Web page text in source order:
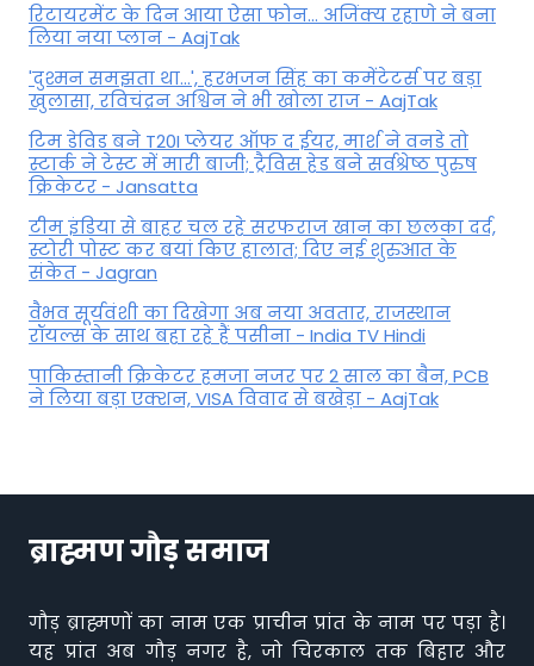
रिटायरमेंट के दिन आया ऐसा फोन... अजिंक्य रहाणे ने बना
लिया नया प्लान - AajTak
'दुश्मन समझता था...', हरभजन सिंह का कमेंटेटर्स पर बड़ा
खुलासा, रव‍िचंद्रन अश्विन ने भी खोला राज - AajTak
टिम डेविड बने T20I प्लेयर ऑफ द ईयर, मार्श ने वनडे तो
स्टार्क ने टेस्ट में मारी बाजी; ट्रैविस हेड बने सर्वश्रेष्ठ पुरुष
क्रिकेटर - Jansatta
टीम इंडिया से बाहर चल रहे सरफराज खान का छलका दर्द,
स्टोरी पोस्ट कर बयां किए हालात; दिए नई शुरुआत के
संकेत - Jagran
वैभव सूर्यवंशी का दिखेगा अब नया अवतार, राजस्थान
रॉयल्स के साथ बहा रहे हैं पसीना - India TV Hindi
पाकिस्तानी क्रिकेटर हमजा नजर पर 2 साल का बैन, PCB
ने ल‍िया बड़ा एक्शन, VISA व‍िवाद से बखेड़ा - AajTak
ब्राह्मण गौड़ समाज
गौड़ ब्राह्मणों का नाम एक प्राचीन प्रांत के नाम पर पड़ा है।
यह प्रांत अब गौड़ नगर है, जो चिरकाल तक बिहार और